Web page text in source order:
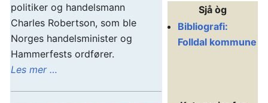
politiker og handelsmann
Charles Robertson, som ble
Norges handelsminister og
Hammerfests ordfører.
Les mer …
Sjå òg
Bibliografi:
Folldal kommune